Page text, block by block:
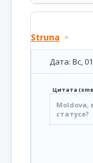
Struna
Дата: Вс,
Цитата(
Moldova,
статусе?